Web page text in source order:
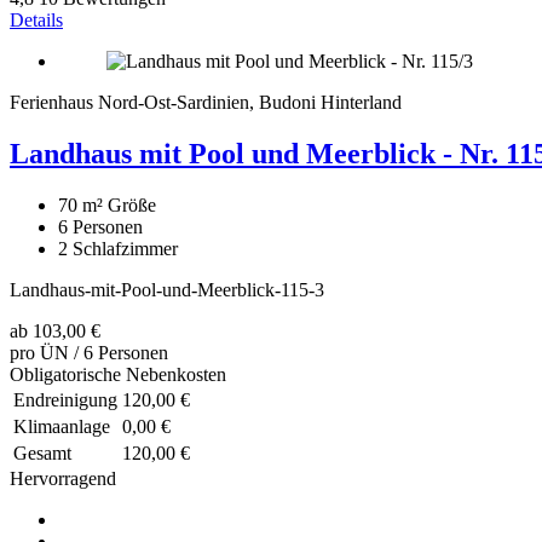
Details
Ferienhaus Nord-Ost-Sardinien, Budoni Hinterland
Landhaus mit Pool und Meerblick - Nr.
70 m² Größe
6 Personen
2 Schlafzimmer
Landhaus-mit-Pool-und-Meerblick-115-3
ab 103,00 €
pro ÜN / 6 Personen
Obligatorische Nebenkosten
Endreinigung 120,00 €
Klimaanlage 0,00 €
Gesamt
120,00 €
Hervorragend